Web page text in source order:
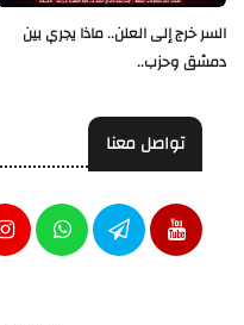
السر خرج إلى العلن.. ماذا يجري بين
دمشق وحزب..
تواصل معنا